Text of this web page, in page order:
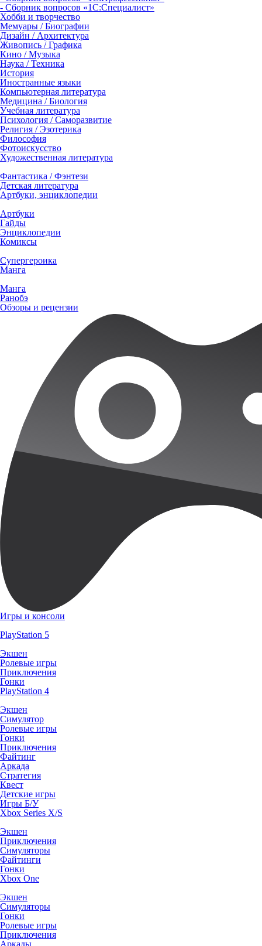
- Сборник вопросов «1С:Специалист»
Хобби и творчество
Мемуары / Биографии
Дизайн / Архитектура
Живопись / Графика
Кино / Музыка
Наука / Техника
История
Иностранные языки
Компьютерная литература
Медицина / Биология
Учебная литература
Психология / Саморазвитие
Религия / Эзотерика
Философия
Фотоискусство
Художественная литература
Фантастика / Фэнтези
Детская литература
Артбуки, энциклопедии
Артбуки
Гайды
Энциклопедии
Комиксы
Супергероика
Манга
Манга
Ранобэ
Обзоры и рецензии
Игры и консоли
PlayStation 5
Экшен
Ролевые игры
Приключения
Гонки
PlayStation 4
Экшен
Симулятор
Ролевые игры
Гонки
Приключения
Файтинг
Аркада
Стратегия
Квест
Детские игры
Игры Б/У
Xbox Series X/S
Экшен
Приключения
Симуляторы
Файтинги
Гонки
Xbox One
Экшен
Симуляторы
Гонки
Ролевые игры
Приключения
Аркады